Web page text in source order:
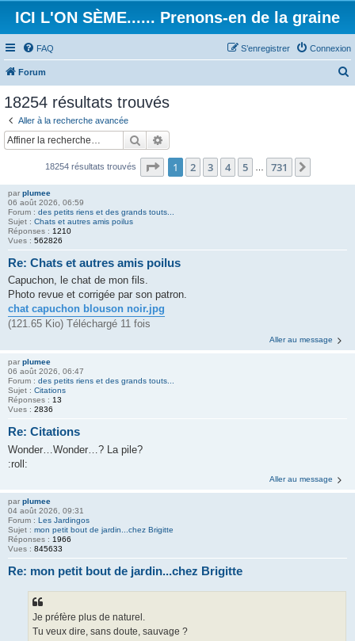
ICI L'ON SÈME...... Prenons-en de la graine
FAQ Connexion
S’enregistrer
Forum
c
18254 résultats trouvés
Aller à la recherche avancée
Rechercher
18254 résultats trouvés Page 1sur731
1 2 3 4 5 731
par plumee
06 août 2026, 06:59
Forum : des petits riens et des grands touts...
Sujet : Chats et autres amis poilus
Réponses : 1210
Vues : 562826
Re: Chats et autres amis poilus
Capuchon, le chat de mon fils.
Photo revue et corrigée par son patron.
chat capuchon blouson noir.jpg
(121.65 Kio) Téléchargé 11 fois
Aller au message
par plumee
06 août 2026, 06:47
Forum : des petits riens et des grands touts...
Sujet : Citations
Réponses : 13
Vues : 2836
Re: Citations
Wonder…Wonder…? La pile?
:roll:
Aller au message
par plumee
04 août 2026, 09:31
Forum : Les Jardingos
Sujet : mon petit bout de jardin...chez Brigitte
Réponses : 1966
Vues : 845633
Re: mon petit bout de jardin...chez Brigitte
Je préfère plus de naturel.
Tu veux dire, sans doute, sauvage ?